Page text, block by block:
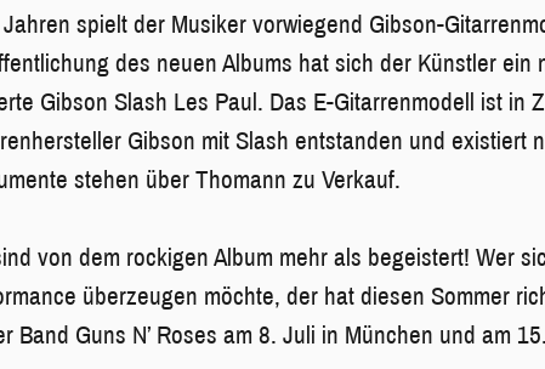
spielt der Musiker vorwiegend Gibson-
des neuen Albums hat sich der Künstler ein
Gibson Slash Les Paul. Das E-Gitarrenmodell ist in
Gibson mit Slash entstanden und existiert
stehen über Thomann zu Verkauf.
von dem rockigen Album mehr als begeistert! Wer
überzeugen möchte, der hat diesen Sommer
Band Guns N’ Roses am 8. Juli in München und am